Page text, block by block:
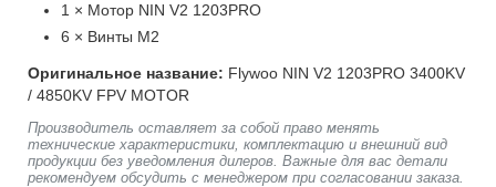
1 × Мотор NIN V2 1203PRO
6 × Винты M2
Оригинальное название: Flywoo NIN V2 1203PRO 3400KV
/ 4850KV FPV MOTOR
Производитель оставляет за собой право менять
технические характеристики, комплектацию и внешний вид
продукции без уведомления дилеров. Важные для вас детали
рекомендуем обсудить с менеджером при согласовании заказа.